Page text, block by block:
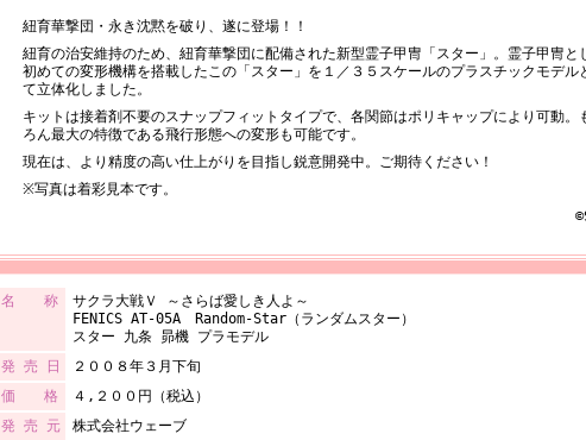
紐育華撃団・永き沈黙を破り、遂に登場！！
紐育の治安維持のため、紐育華撃団に配備された新型霊子甲冑「スター」。霊子甲冑と
初めての変形機構を搭載したこの「スター」を１／３５スケールのプラスチックモデル
て立体化しました。
キットは接着剤不要のスナップフィットタイプで、各関節はポリキャップにより可動。
ろん最大の特徴である飛行形態への変形も可能です。
現在は、より精度の高い仕上がりを目指し鋭意開発中。ご期待ください！
※写真は着彩見本です。
名 称
サクラ大戦Ｖ ～さらば愛しき人よ～
FENICS AT-05A Random-Star（ランダムスター）
スター 九条 昴機 プラモデル
発 売 日
２００８年３月下旬
価 格
４,２００円（税込）
発 売 元
株式会社ウェーブ